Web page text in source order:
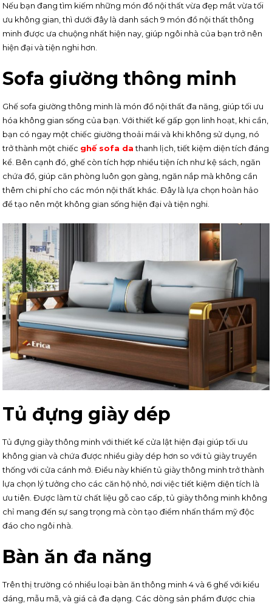
Nếu bạn đang tìm kiếm những món đồ nội thất vừa đẹp mắt vừa tối
ưu không gian, thì dưới đây là danh sách 9 món đồ nội thất thông
minh được ưa chuộng nhất hiện nay, giúp ngôi nhà của bạn trở nên
hiện đại và tiện nghi hơn.
Sofa giường thông minh
Ghế sofa giường thông minh là món đồ nội thất đa năng, giúp tối ưu
hóa không gian sống của bạn. Với thiết kế gấp gọn linh hoạt, khi cần,
bạn có ngay một chiếc giường thoải mái và khi không sử dụng, nó
trở thành một chiếc ghế sofa dathanh lịch, tiết kiệm diện tích đáng
kể. Bên cạnh đó, ghế còn tích hợp nhiều tiện ích như kệ sách, ngăn
chứa đồ, giúp căn phòng luôn gọn gàng, ngăn nắp mà không cần
thêm chi phí cho các món nội thất khác. Đây là lựa chọn hoàn hảo
để tạo nên một không gian sống hiện đại và tiện nghi.
Tủ đựng giày dép
Tủ đựng giày thông minh với thiết kế cửa lật hiện đại giúp tối ưu
không gian và chứa được nhiều giày dép hơn so với tủ giày truyền
thống với cửa cánh mở. Điều này khiến tủ giày thông minh trở thành
lựa chọn lý tưởng cho các căn hộ nhỏ, nơi việc tiết kiệm diện tích là
ưu tiên. Được làm từ chất liệu gỗ cao cấp, tủ giày thông minh không
chỉ mang đến sự sang trọng mà còn tạo điểm nhấn thẩm mỹ độc
đáo cho ngôi nhà.
Bàn ăn đa năng
Trên thị trường có nhiều loại bàn ăn thông minh 4 và 6 ghế với kiểu
dáng, mẫu mã, và giá cả đa dạng. Các dòng sản phẩm được chia